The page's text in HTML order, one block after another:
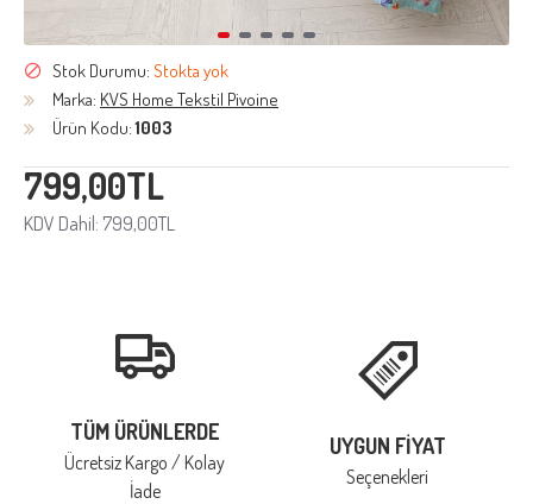
799,00TL
KDV Dahil: 799,00TL
Stok Durumu: Stokta yok
Marka: KVS Home Tekstil Pivoine
Ürün Kodu: 1003
TÜM ÜRÜNLERDE
Ücretsiz Kargo / Kolay
İade
UYGUN FIYAT
Seçenekleri